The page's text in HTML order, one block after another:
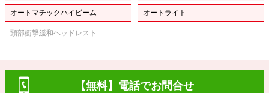
オートマチックハイビーム オートライト
頸部衝撃緩和ヘッドレスト
【無料】電話でお問合せ